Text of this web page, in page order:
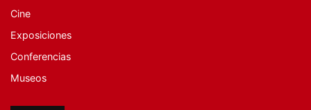
Cine
Exposiciones
Conferencias
Museos